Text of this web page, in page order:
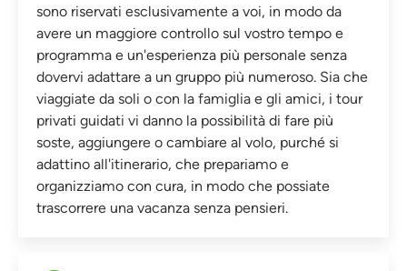
sono riservati esclusivamente a voi, in modo da
avere un maggiore controllo sul vostro tempo e
programma e un'esperienza più personale senza
dovervi adattare a un gruppo più numeroso. Sia che
viaggiate da soli o con la famiglia e gli amici, i tour
privati guidati vi danno la possibilità di fare più
soste, aggiungere o cambiare al volo, purché si
adattino all'itinerario, che prepariamo e
organizziamo con cura, in modo che possiate
trascorrere una vacanza senza pensieri.